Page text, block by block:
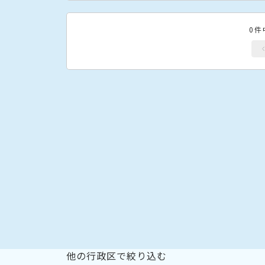
0件
他の行政区で絞り込む